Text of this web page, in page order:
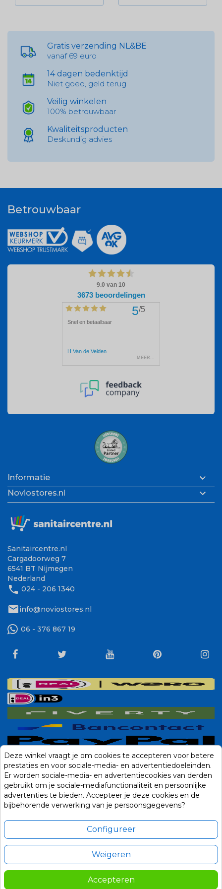
Gratis verzending NL&BE
vanaf 69 euro
14 dagen bedenktijd
Niet goed, geld terug
Veilig winkelen
100% betrouwbaar
Kwaliteitsproducten
Deskundig advies
Betrouwbaar
Informatie 
Noviostores.nl 
Sanitaircentre.nl
Cargadoorweg 7
6541 BT Nijmegen
Nederland
phone 024 - 206 1340
mailinfo@noviostores.nl
06 - 376 867 19
Deze winkel vraagt je om cookies te accepteren voor betere
prestaties en voor sociale-media- en advertentiedoeleinden.
Er worden sociale-media- en advertentiecookies van derden
gebruikt om je sociale-mediafunctionaliteit en persoonlijke
advertenties te bieden. Accepteer je deze cookies en de
bijbehorende verwerking van je persoonsgegevens?
Configureer
Weigeren
Accepteren